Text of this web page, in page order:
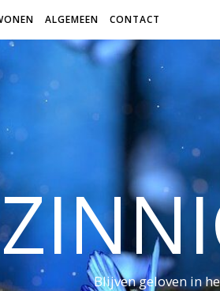
ALGEMEEN CONTACT
Blijven geloven in